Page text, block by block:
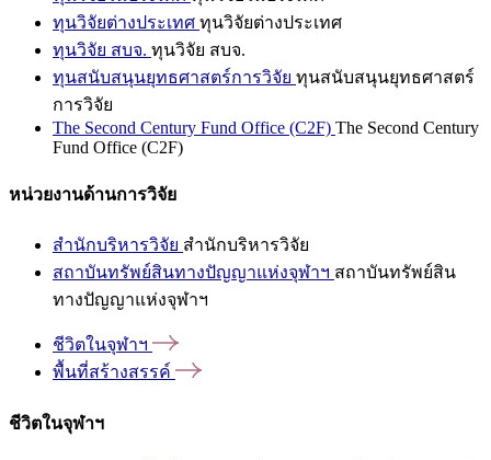
ทุนวิจัยต่างประเทศ ทุนวิจัยต่างประเทศ
ทุนวิจัย สบจ. ทุนวิจัย สบจ.
ทุนสนับสนุนยุทธศาสตร์การวิจัย ทุนสนับสนุนยุทธศาสตร์
การวิจัย
The Second Century Fund Office (C2F) The Second Century
Fund Office (C2F)
หน่วยงานด้านการวิจัย
สำนักบริหารวิจัย สำนักบริหารวิจัย
สถาบันทรัพย์สินทางปัญญาแห่งจุฬาฯ สถาบันทรัพย์สิน
ทางปัญญาแห่งจุฬาฯ
ชีวิตในจุฬาฯ
พื้นที่สร้างสรรค์
ชีวิตในจุฬาฯ